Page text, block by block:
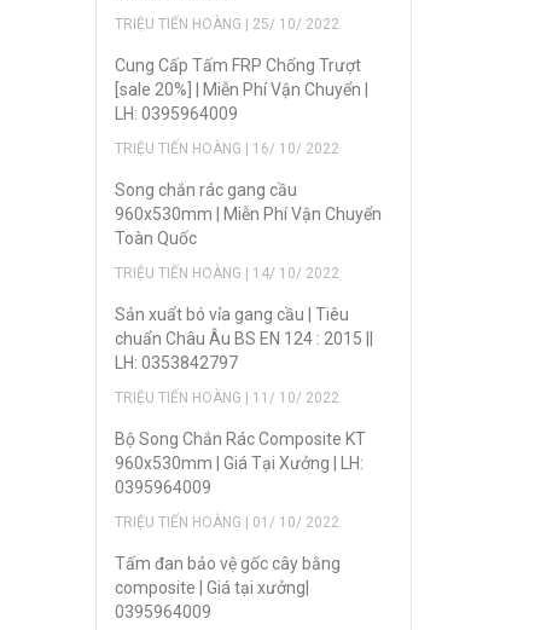
TRIỆU TIẾN HOÀNG | 25/ 10/ 2022
Cung Cấp Tấm FRP Chống Trượt
[sale 20%] | Miễn Phí Vận Chuyển |
LH: 0395964009
TRIỆU TIẾN HOÀNG | 16/ 10/ 2022
Song chắn rác gang cầu
960x530mm | Miễn Phí Vận Chuyển
Toàn Quốc
TRIỆU TIẾN HOÀNG | 14/ 10/ 2022
Sản xuẩt bó vỉa gang cầu | Tiêu
chuẩn Châu Âu BS EN 124 : 2015 ||
LH: 0353842797
TRIỆU TIẾN HOÀNG | 11/ 10/ 2022
Bộ Song Chắn Rác Composite KT
960x530mm | Giá Tại Xưởng | LH:
0395964009
TRIỆU TIẾN HOÀNG | 01/ 10/ 2022
Tấm đan bảo vệ gốc cây bằng
composite | Giá tại xưởng|
0395964009